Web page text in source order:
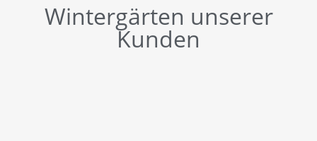
Wintergärten unserer
Kunden